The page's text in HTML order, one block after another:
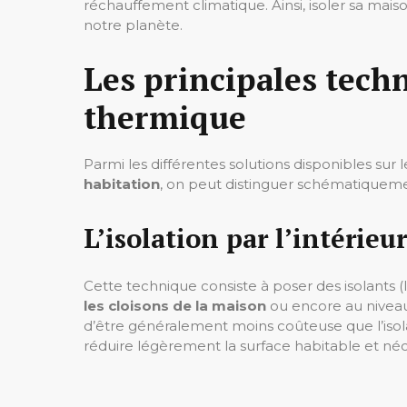
réchauffement climatique. Ainsi, isoler sa
notre planète.
Les principales
thermique
Parmi les différentes solutions disponibles sur
habitation, on peut distinguer
L’isolation par l’intérieur
Cette technique consiste à poser des isolants
les cloisons de la maison ou encore au
d’être généralement moins coûteuse que
réduire légèrement la surface habitable et